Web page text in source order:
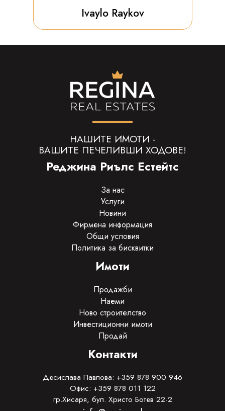
Ivaylo Raykov
НАШИТЕ ИМОТИ -
ВАШИТЕ ПЕЧЕЛИВШИ ХОДОВЕ!
Реджина Риълс Естейтс
За нас
Услуги
Новини
Фирмена информация
Общи условия
Политика за бисквитки
Имоти
Продажби
Наеми
Ново строителство
Инвестиционни имоти
Продай
Контакти
Десислава Павлова: +359 878 900 946
Офис: +359 878 011 122
гр.Хисаря, бул. Христо Ботев 22-2